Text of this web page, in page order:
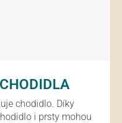
chodidlo. Díky
i prsty mohou